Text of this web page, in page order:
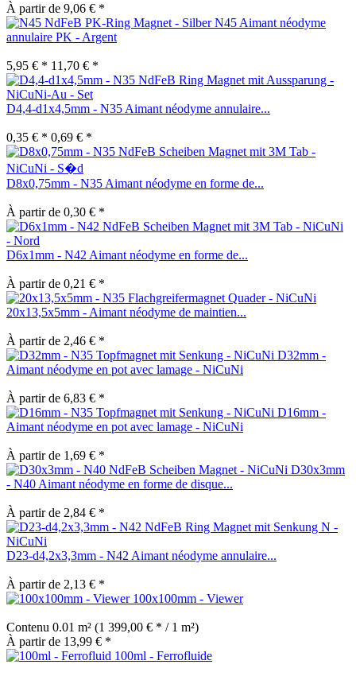
À partir de 9,06 € *
N45 Aimant néodyme
annulaire PK - Argent
5,95 € * 11,70 € *
D4,4-d1x4,5mm - N35 Aimant néodyme annulaire...
0,35 € * 0,69 € *
D8x0,75mm - N35 Aimant néodyme en forme de...
À partir de 0,30 € *
D6x1mm - N42 Aimant néodyme en forme de...
À partir de 0,21 € *
20x13,5x5mm - Aimant néodyme de maintien...
À partir de 2,46 € *
D32mm -
Aimant néodyme en pot avec lamage - NiCuNi
À partir de 6,83 € *
D16mm -
Aimant néodyme en pot avec lamage - NiCuNi
À partir de 1,69 € *
D30x3mm
- N40 Aimant néodyme en forme de disque...
À partir de 2,84 € *
D23-d4,2x3,3mm - N42 Aimant néodyme annulaire...
À partir de 2,13 € *
100x100mm - Viewer
Contenu 0.01 m² (1 399,00 € * / 1 m²)
À partir de 13,99 € *
100ml - Ferrofluide